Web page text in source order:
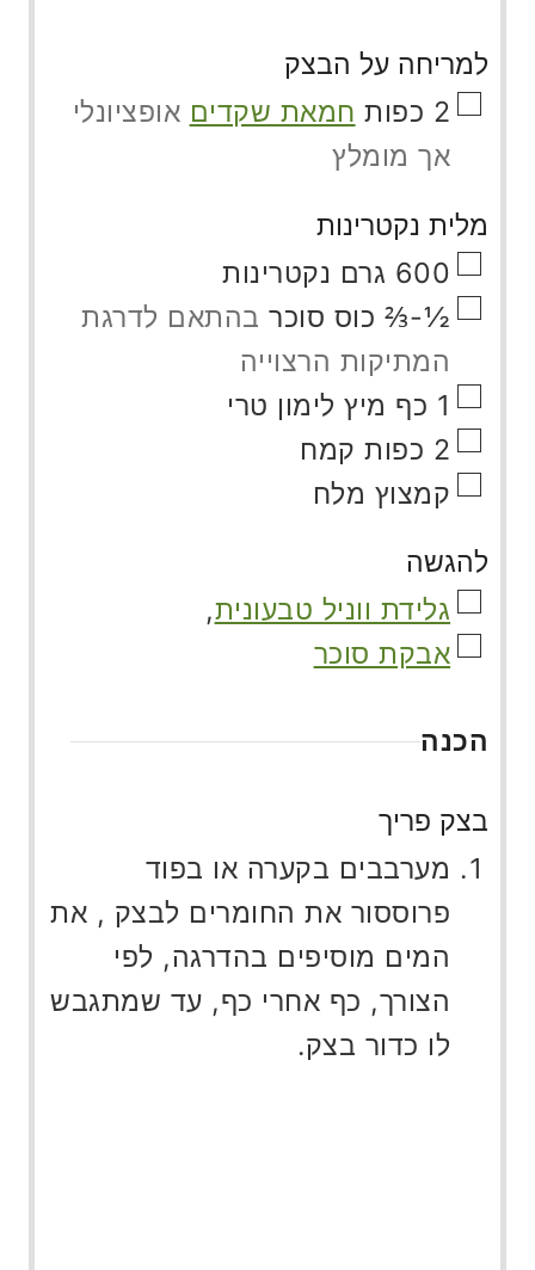
למריחה על הבצק
▢
2 כפות חמאת שקדים אופציונלי
אך מומלץ
מלית נקטרינות
▢
600 גרם נקטרינות
▢
½-⅔ כוס סוכר בהתאם לדרגת
המתיקות הרצוייה
▢
1 כף מיץ לימון טרי
▢
2 כפות קמח
▢ קמצוץ מלח
להגשה
▢ גלידת ווניל טבעונית,
▢ אבקת סוכר
הכנה
בצק פריך
מערבבים בקערה או בפוד
פרוססור את החומרים לבצק , את
המים מוסיפים בהדרגה, לפי
הצורך, כף אחרי כף, עד שמתגבש
לו כדור בצק.